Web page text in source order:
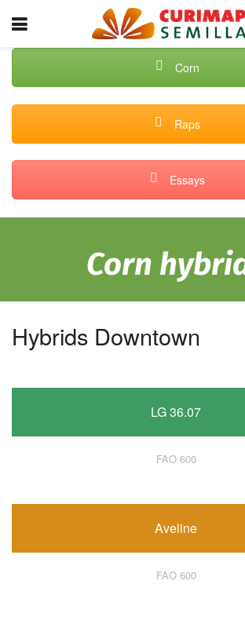
Corn
Raps
Essays
Corn
Hybrids Downtown
LG 36.07
FAO 600
Aveline
FAO 600